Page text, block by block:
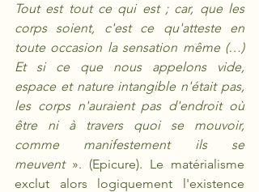
Tout est tout ce qui est ; car, que les
corps soient, c'est ce qu'atteste en
toute occasion la sensation même (…)
Et si ce que nous appelons vide,
espace et nature intangible n'était pas,
les corps n'auraient pas d'endroit où
être ni à travers quoi se mouvoir,
comme manifestement ils se
meuvent ». (Epicure). Le matérialisme
exclut alors logiquement l'existence